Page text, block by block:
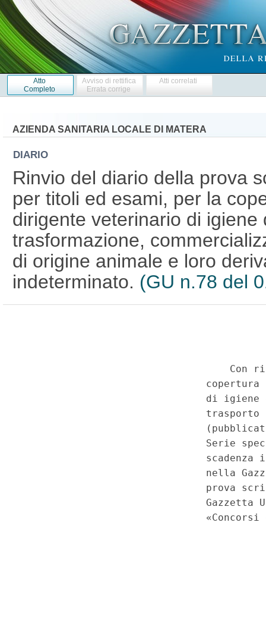
Atto
Completo
Avviso di rettifica
Errata corrige
Atti correlati
AZIENDA SANITARIA LOCALE DI MATERA
DIARIO
Rinvio del diario della prova
per titoli ed esami, per la
dirigente veterinario di igiene
trasformazione,
di origine animale e loro
indeterminato. (GU n.78 del